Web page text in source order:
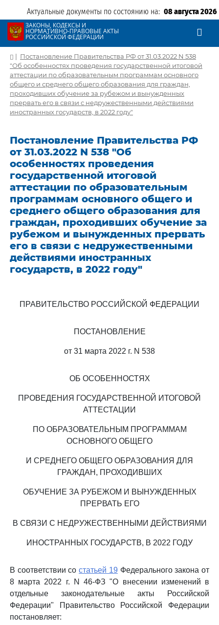
Актуальные документы по состоянию на: 08 августа 2026
ЗАКОНЫ, КОДЕКСЫ И
НОРМАТИВНО-ПРАВОВЫЕ АКТЫ
РОССИЙСКОЙ ФЕДЕРАЦИИ
| Постановление Правительства РФ от 31.03.2022 N 538
"Об особенностях проведения государственной итоговой
аттестации по образовательным программам основного
общего и среднего общего образования для граждан,
проходивших обучение за рубежом и вынужденных
прервать его в связи с недружественными действиями
иностранных государств, в 2022 году"
Постановление Правительства РФ
от 31.03.2022 N 538 "Об
особенностях проведения
государственной итоговой
аттестации по образовательным
программам основного общего и
среднего общего образования для
граждан, проходивших обучение за
рубежом и вынужденных прервать
его в связи с недружественными
действиями иностранных
государств, в 2022 году"
ПРАВИТЕЛЬСТВО РОССИЙСКОЙ ФЕДЕРАЦИИ
ПОСТАНОВЛЕНИЕ
от 31 марта 2022 г. N 538
ОБ ОСОБЕННОСТЯХ
ПРОВЕДЕНИЯ ГОСУДАРСТВЕННОЙ ИТОГОВОЙ
АТТЕСТАЦИИ
ПО ОБРАЗОВАТЕЛЬНЫМ ПРОГРАММАМ
ОСНОВНОГО ОБЩЕГО
И СРЕДНЕГО ОБЩЕГО ОБРАЗОВАНИЯ ДЛЯ
ГРАЖДАН, ПРОХОДИВШИХ
ОБУЧЕНИЕ ЗА РУБЕЖОМ И ВЫНУЖДЕННЫХ
ПРЕРВАТЬ ЕГО
В СВЯЗИ С НЕДРУЖЕСТВЕННЫМИ ДЕЙСТВИЯМИ
ИНОСТРАННЫХ ГОСУДАРСТВ, В 2022 ГОДУ
В соответствии состатьей 19 Федерального закона от
8 марта 2022 г. N 46-ФЗ "О внесении изменений в
отдельные законодательные акты Российской
Федерации" Правительство Российской Федерации
постановляет: